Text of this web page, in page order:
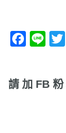
請 加 FB